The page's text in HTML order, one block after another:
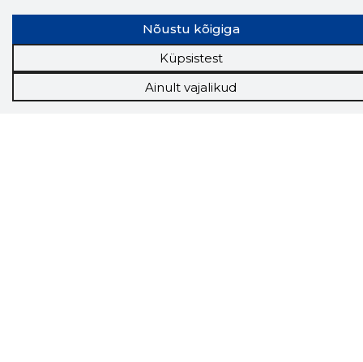
Nõustu kõigiga
Küpsistest
Ainult vajalikud